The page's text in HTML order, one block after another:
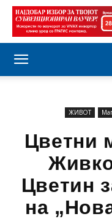
ЖИВОТ
Цветни
Цветин
на